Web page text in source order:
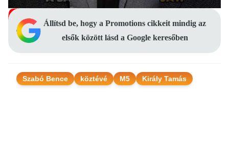
Állítsd be, hogy a Promotions cikkeit mindig az
elsők között lásd a Google keresőben
Szabó Bence köztévé M5 Király Tamás